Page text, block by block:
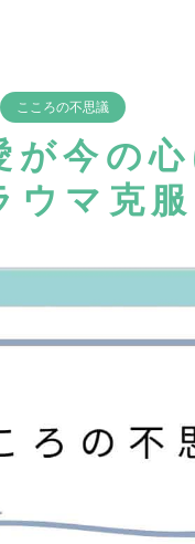
こころの不思議
今の心
マ克